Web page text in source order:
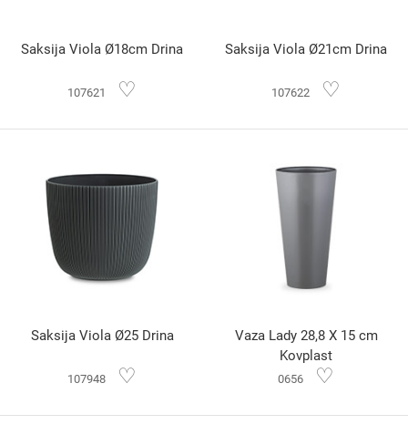
Saksija Viola Ø18cm Drina
107621 ♡
Saksija Viola Ø21cm Drina
107622 ♡
Saksija Viola Ø25 Drina
107948 ♡
Vaza Lady 28,8 X 15 cm
Kovplast
0656 ♡